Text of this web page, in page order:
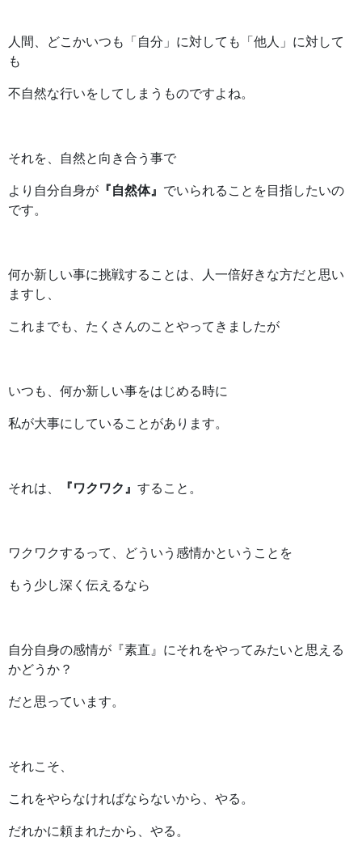
人間、どこかいつも「自分」に対しても「他人」に対して
も
不自然な行いをしてしまうものですよね。
それを、自然と向き合う事で
より自分自身が 『自然体』 でいられることを目指したいの
です。
何か新しい事に挑戦することは、人一倍好きな方だと思い
ますし、
これまでも、たくさんのことやってきましたが
いつも、何か新しい事をはじめる時に
私が大事にしていることがあります。
それは、 『ワクワク』 すること。
ワクワクするって、どういう感情かということを
もう少し深く伝えるなら
自分自身の感情が『素直』にそれをやってみたいと思える
かどうか？
だと思っています。
それこそ、
これをやらなければならないから、やる。
だれかに頼まれたから、やる。